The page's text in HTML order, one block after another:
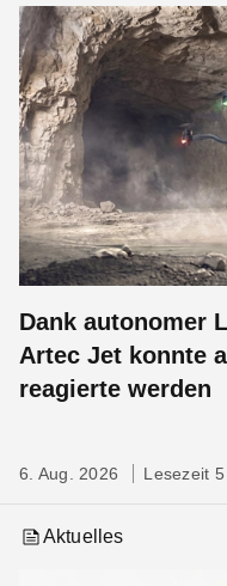
Dank autonomer
Artec Jet konnte
reagierte werden
6. Aug. 2026 Lesezeit 5
Aktuelles